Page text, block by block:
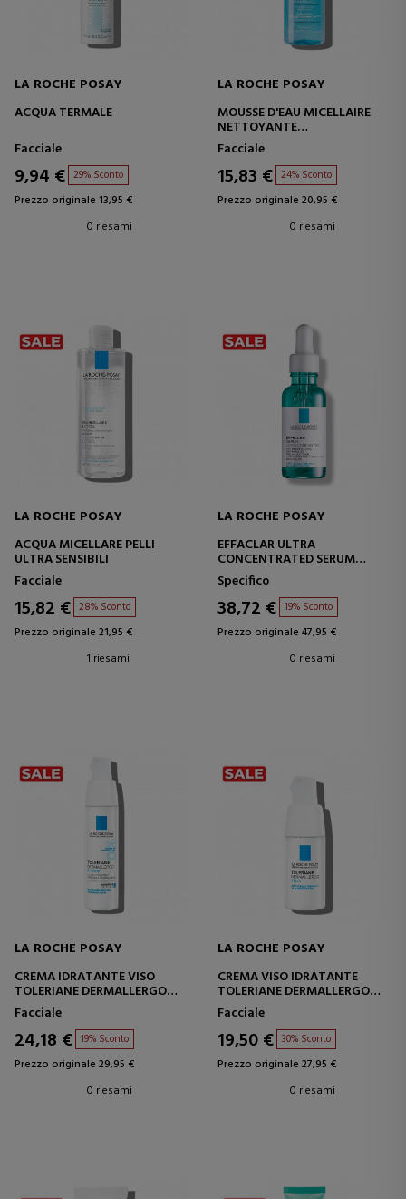
LA ROCHE POSAY
ACQUA TERMALE
Facciale
9,94 € 29% Sconto
Prezzo originale 13,95 €
0 riesami
LA ROCHE POSAY
MOUSSE D'EAU MICELLAIRE
NETTOYANTE
STRUCCANTE SCHIUMOGENO
Facciale
15,83 € 24% Sconto
Prezzo originale 20,95 €
0 riesami
LA ROCHE POSAY
ACQUA MICELLARE PELLI
ULTRA SENSIBILI
Facciale
15,82 € 28% Sconto
Prezzo originale 21,95 €
1 riesami
LA ROCHE POSAY
EFFACLAR ULTRA
CONCENTRATED SERUM
SIERO AD AZIONE INTENSIVA
Specifico
38,72 € 19% Sconto
Prezzo originale 47,95 €
0 riesami
LA ROCHE POSAY
CREMA IDRATANTE VISO
TOLERIANE DERMALLERGO
FLUID
Facciale
24,18 € 19% Sconto
Prezzo originale 29,95 €
0 riesami
LA ROCHE POSAY
CREMA VISO IDRATANTE
TOLERIANE DERMALLERGO
EYE
Facciale
19,50 € 30% Sconto
Prezzo originale 27,95 €
0 riesami